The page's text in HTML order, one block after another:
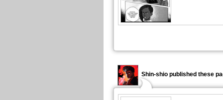
Shin-shio published these